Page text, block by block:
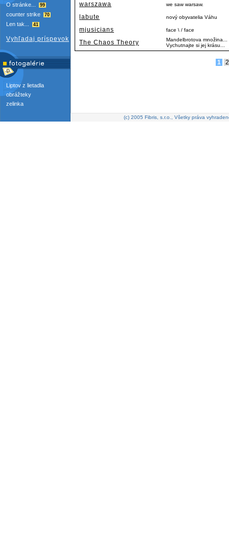
O stránke... 99
counter strike 70
Len tak... 41
Vyhľadaj príspevok
Liptov z lietadla
obrážteky
zelinka
warszawa we saw warsaw.
labute nový obyvatelia Váhu
mjusicians face \ / face
The Chaos Theory
Mandelbrotova
Vychutnajte si jej krásu...
1 2
(c) 2005 Fibris, s.r.o., Všetky práva